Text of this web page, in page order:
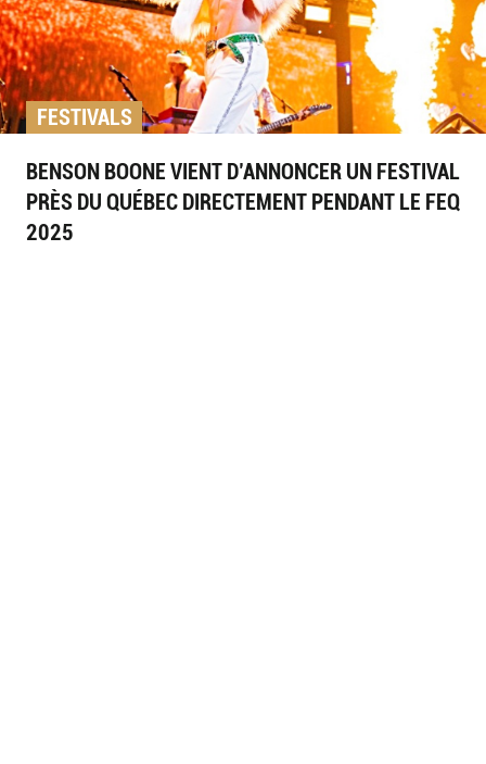
FESTIVALS
BENSON BOONE VIENT D’ANNONCER UN FESTIVAL
PRÈS DU QUÉBEC DIRECTEMENT PENDANT LE FEQ
2025